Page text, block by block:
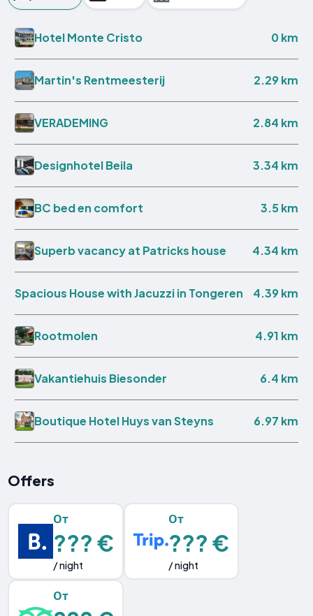
Hotel Monte Cristo 0 km
Martin's Rentmeesterij 2.29 km
VERADEMING 2.84 km
Designhotel Beila 3.34 km
BC bed en comfort 3.5 km
Superb vacancy at Patricks house 4.34 km
Spacious House with Jacuzzi in Tongeren 4.39 km
Rootmolen 4.91 km
Vakantiehuis Biesonder 6.4 km
Boutique Hotel Huys van Steyns 6.97 km
Offers
От
??? €
/ night
От
??? €
/ night
От